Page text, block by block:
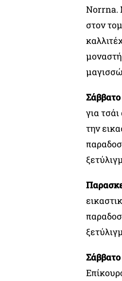
Norrna.
στον
Σάββατο
για
την
Σάββατο